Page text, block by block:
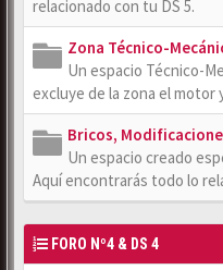
relacionado con tu DS 5.
Zona Técnico-
Un espacio Técnico-
excluye de la zona el motor
Bricos,
Un espacio creado
Aquí encontrarás todo lo
FORO Nº4 & DS 4